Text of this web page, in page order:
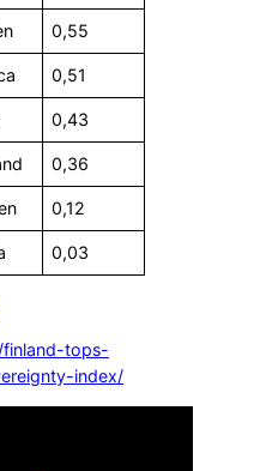
0,55
0,51
0,43
0,36
0,12
0,03
finland-tops-
index/